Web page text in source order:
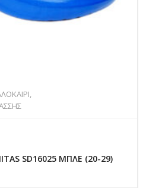
,
SD16025 ΜΠΛΕ (20-29)